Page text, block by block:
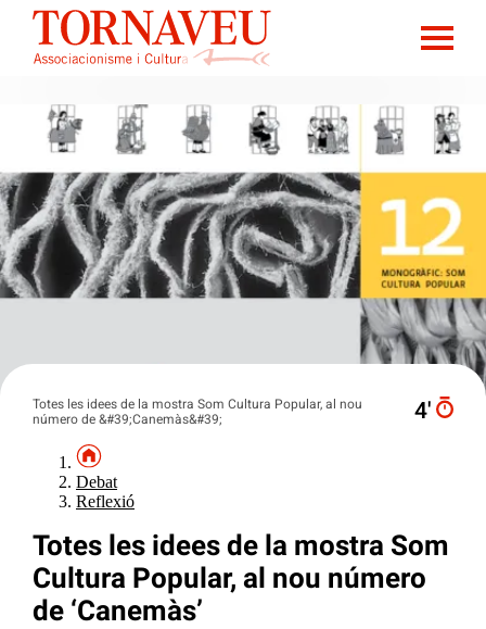
Totes les idees de la mostra Som Cultura Popular, al nou
número de &#39;Canemàs&#39;
4′
Debat
Reflexió
Totes les idees de la mostra Som
Cultura Popular, al nou número
de ‘Canemàs’